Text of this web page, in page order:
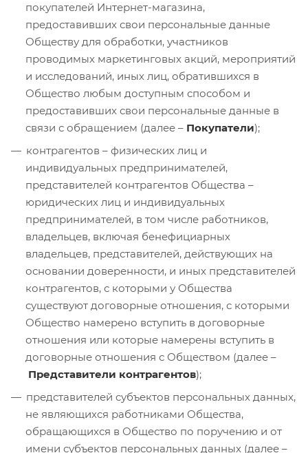
покупателей Интернет-магазина,
предоставивших свои персональные данные
Обществу для обработки, участников
проводимых маркетинговых акций, мероприятий
и исследований, иных лиц, обратившихся в
Общество любым доступным способом и
предоставивших свои персональные данные в
связи с обращением (далее – Покупатели);
контрагентов – физических лиц и
индивидуальных предпринимателей,
представителей контрагентов Общества –
юридических лиц и индивидуальных
предпринимателей, в том числе работников,
владельцев, включая бенефициарных
владельцев, представителей, действующих на
основании доверенности, и иных представителей
контрагентов, с которыми у Общества
существуют договорные отношения, с которыми
Общество намерено вступить в договорные
отношения или которые намерены вступить в
договорные отношения с Обществом (далее –
Представители контрагентов);
представителей субъектов персональных данных,
не являющихся работниками Общества,
обращающихся в Общество по поручению и от
имени субъектов персональных данных (далее –